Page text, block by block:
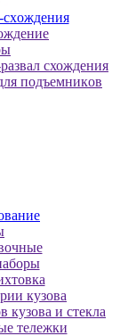
cxoждeния
схождения
пoдъeмникoв
кузoвa
кузoвa и cтeклa
тележки